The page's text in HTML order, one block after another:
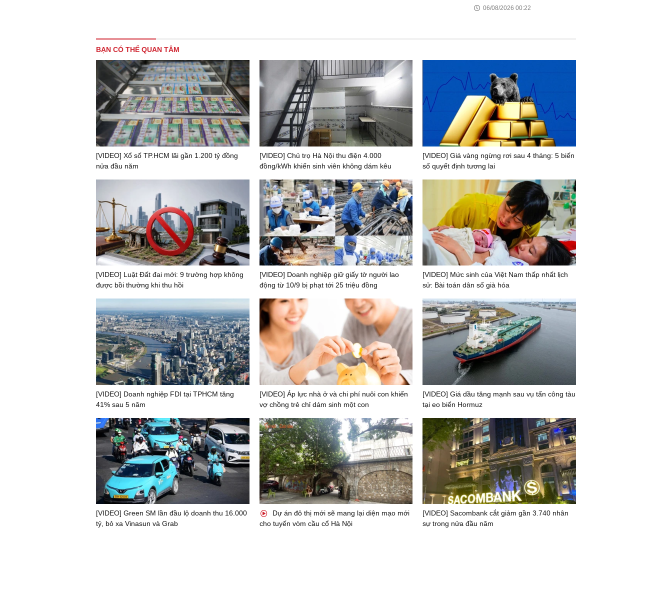
06/08/2026 00:22
BẠN CÓ THỂ QUAN TÂM
[VIDEO] Xổ số TP.HCM lãi gần 1.200 tỷ đồng
nửa đầu năm
[VIDEO] Chủ trọ Hà Nội thu điện 4.000
đồng/kWh khiến sinh viên không dám kêu
[VIDEO] Giá vàng ngừng rơi sau 4 tháng: 5 biến
số quyết định tương lai
[VIDEO] Luật Đất đai mới: 9 trường hợp không
được bồi thường khi thu hồi
[VIDEO] Doanh nghiệp giữ giấy tờ người lao
động từ 10/9 bị phạt tới 25 triệu đồng
[VIDEO] Mức sinh của Việt Nam thấp nhất lịch
sử: Bài toán dân số già hóa
[VIDEO] Doanh nghiệp FDI tại TPHCM tăng
41% sau 5 năm
[VIDEO] Áp lực nhà ở và chi phí nuôi con khiến
vợ chồng trẻ chỉ dám sinh một con
[VIDEO] Giá dầu tăng mạnh sau vụ tấn công tàu
tại eo biển Hormuz
[VIDEO] Green SM lần đầu lộ doanh thu 16.000
tỷ, bỏ xa Vinasun và Grab
Dự án đô thị mới sẽ mang lại diện mạo mới
cho tuyến vòm cầu cổ Hà Nội
[VIDEO] Sacombank cắt giảm gần 3.740 nhân
sự trong nửa đầu năm